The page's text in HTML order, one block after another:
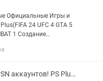
Официальные Игры и
24 UFC 4 GTA 5
Создание PSN аккаунтов! PS Plus Игры PS4 РS5 Xbox Подписки Пополнение